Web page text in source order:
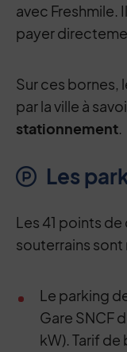
avec Freshmile.
payer
Sur ces bornes,
par la ville à
stationnement.
Les
Les 41 points
souterrains sont
Le parking
Gare SNCF
kW). Tarif